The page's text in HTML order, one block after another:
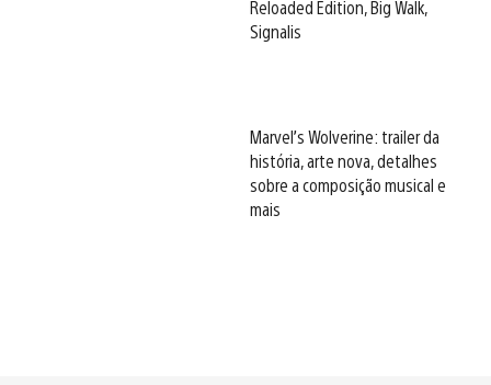
Reloaded Edition, Big Walk,
Signalis
Marvel’s Wolverine: trailer da
história, arte nova, detalhes
sobre a composição musical e
mais